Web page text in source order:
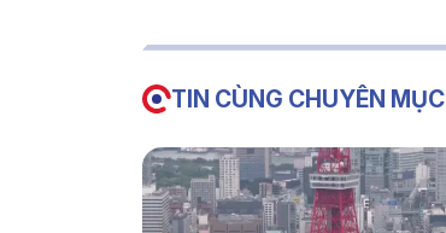
TIN CÙNG CHUYÊN MỤC